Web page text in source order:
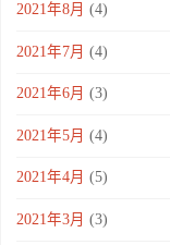
2021年8月 (4)
2021年7月 (4)
2021年6月 (3)
2021年5月 (4)
2021年4月 (5)
2021年3月 (3)